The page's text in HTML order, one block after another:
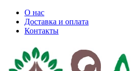
О нас
Доставка и оплата
Контакты